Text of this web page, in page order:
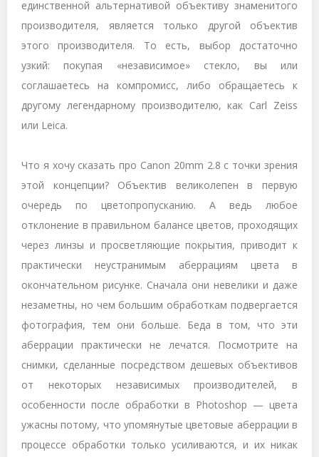
единственной альтернативой объективу знаменитого
производителя, является только другой объектив
этого производителя. То есть, выбор достаточно
узкий: покупая «независимое» стекло, вы или
соглашаетесь на компромисс, либо обращаетесь к
другому легендарному производителю, как Carl Zeiss
или Leica.
Что я хочу сказать про Canon 20mm 2.8 с точки зрения
этой концепции? Объектив великолепен в первую
очередь по цветопропусканию. А ведь любое
отклонение в правильном балансе цветов, проходящих
через линзы и просветляющие покрытия, приводит к
практически неустранимым аберрациям цвета в
окончательном рисунке. Сначала они невелики и даже
незаметны, но чем большим обработкам подвергается
фотография, тем они больше. Беда в том, что эти
аберрации практически не лечатся. Посмотрите на
снимки, сделанные посредством дешевых объективов
от некоторых независимых производителей, в
особенности после обработки в Photoshop — цвета
ужасны потому, что упомянутые цветовые аберрации в
процессе обработки только усиливаются, и их никак